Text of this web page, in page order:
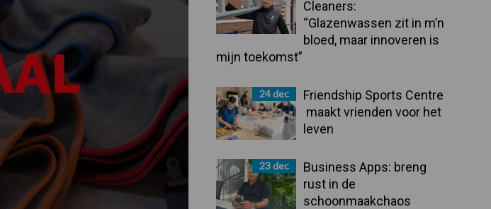
Cleaners:
“Glazenwassen zit in m’n
bloed, maar innoveren is
mijn toekomst”
24 dec
Friendship Sports Centre
maakt vrienden voor het
leven
23 dec
Business Apps: breng
rust in de
schoonmaakchaos